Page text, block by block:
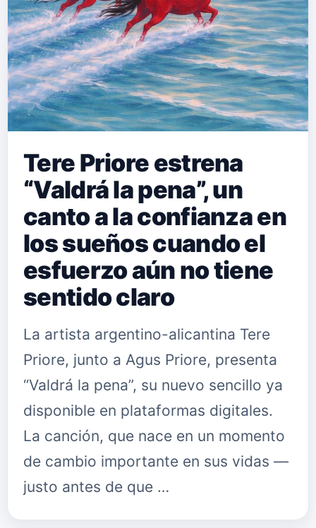
Tere Priore estrena
“Valdrá la pena”, un
canto a la confianza en
los sueños cuando el
esfuerzo aún no tiene
sentido claro
La artista argentino-alicantina Tere
Priore, junto a Agus Priore, presenta
“Valdrá la pena”, su nuevo sencillo ya
disponible en plataformas digitales.
La canción, que nace en un momento
de cambio importante en sus vidas —
justo antes de que …